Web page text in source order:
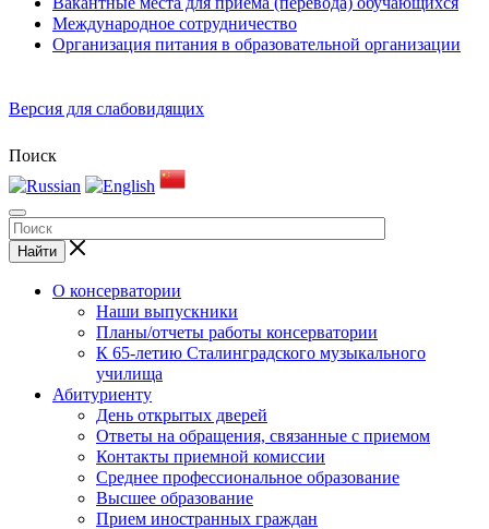
Международное сотрудничество
Организация питания в образовательной организации
Версия для слабовидящих
Поиск
Найти
О консерватории
Наши выпускники
Планы/отчеты работы консерватории
К 65-летию Сталинградского музыкального
училища
Абитуриенту
День открытых дверей
Ответы на обращения, связанные с приемом
Контакты приемной комиссии
Среднее профессиональное образование
Высшее образование
Прием иностранных граждан